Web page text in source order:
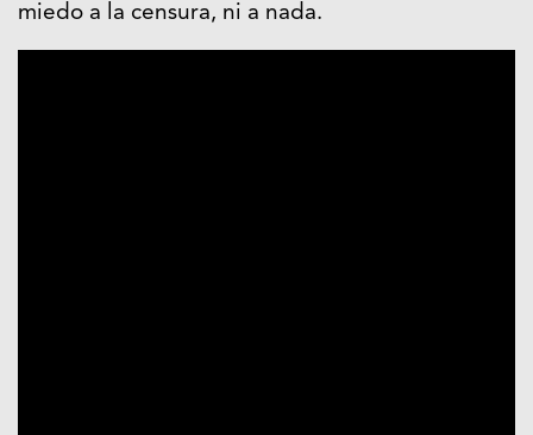
miedo a la censura, ni a nada.